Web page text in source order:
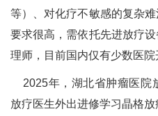
等）、对化疗不敏感的复杂
要求很高，需依托先进放疗
理师，目前国内仅有少数医院
2025年，湖北省肿瘤医院
放疗医生外出进修学习晶格